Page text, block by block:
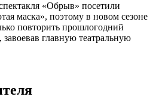
«Обрыв» посетили
маска», поэтому в новом сезоне
повторить прошлогодний
главную театральную